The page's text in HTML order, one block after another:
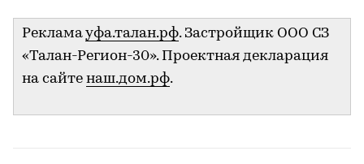
Рекламауфа.талан.рф. Застройщик ООО СЗ
«Талан-Регион-30». Проектная декларация
на сайте наш.дом.рф.